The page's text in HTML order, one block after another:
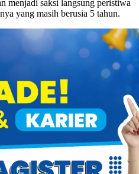
menjadi saksi langsung peristiwa
yang masih berusia 5 tahun.